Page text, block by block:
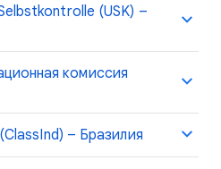
(USK) –
комиссия
– Бразилия